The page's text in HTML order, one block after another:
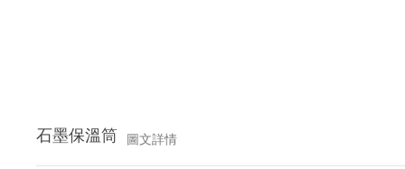
石墨保溫筒 圖文詳情